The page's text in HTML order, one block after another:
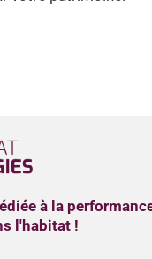
à la
l'habitat !